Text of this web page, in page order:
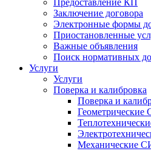
Заключение договора
Электронные формы
Приостановленные
Важные объявления
Поиск нормативных
Услуги
Услуги
Поверка и калибровка
Поверка и
Геометрические
Механические